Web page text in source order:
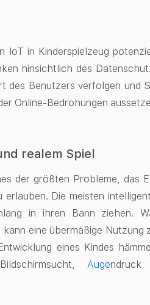
in Kinderspielzeug
hinsichtlich des
des Benutzers verfolgen und
Online-Bedrohungen
realem Spiel
der größten Probleme, das
Die meisten
in ihren Bann ziehen.
eine übermäßige Nutzung
eines Kindes
Bildschirmsucht, Augendruck